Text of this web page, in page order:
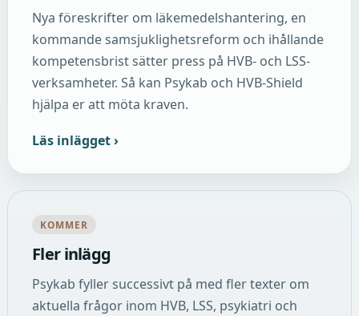
Nya föreskrifter om läkemedelshantering, en
kommande samsjuklighetsreform och ihållande
kompetensbrist sätter press på HVB- och LSS-
verksamheter. Så kan Psykab och HVB-Shield
hjälpa er att möta kraven.
Läs inlägget
KOMMER
Fler inlägg
Psykab fyller successivt på med fler texter om
aktuella frågor inom HVB, LSS, psykiatri och